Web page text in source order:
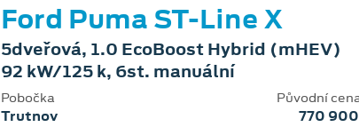
Ford Puma ST-Line X
5dveřová, 1.0 EcoBoost Hybrid (mHEV)
92 kW/125 k, 6st. manuální
Pobočka
Trutnov
Původní
770